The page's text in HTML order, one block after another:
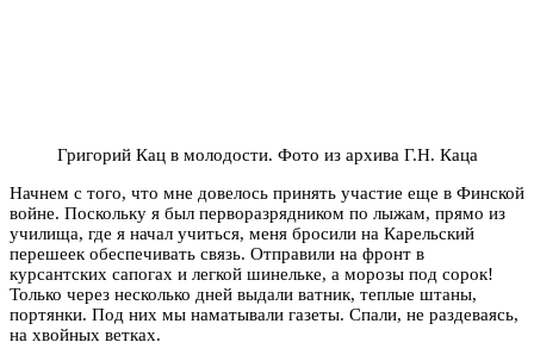
Григорий Кац в молодости. Фото из архива Г.Н. Каца
Начнем с того, что мне довелось принять участие еще в Финской
войне. Поскольку я был перворазрядником по лыжам, прямо из
училища, где я начал учиться, меня бросили на Карельский
перешеек обеспечивать связь. Отправили на фронт в
курсантских сапогах и легкой шинельке, а морозы под сорок!
Только через несколько дней выдали ватник, теплые штаны,
портянки. Под них мы наматывали газеты. Спали, не раздеваясь,
на хвойных ветках.